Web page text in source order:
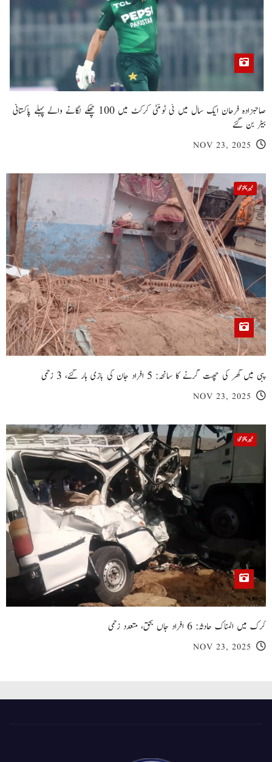
صاحبزادہ فرحان ایک سال میں ٹی ٹوئنٹی کرکٹ میں 100 چھکے لگانے والے پہلے پاکستانی
بیٹر بن گئے
NOV 23, 2025
خیبر پختونخوا
پبی میں گھر کی چھت گرنے کا سانحہ: 5 افراد جان کی بازی ہار گئے، 3 زخمی
NOV 23, 2025
خیبر پختونخوا
کرک میں المناک حادثہ: 6 افراد جاں بحق، متعدد زخمی
NOV 23, 2025